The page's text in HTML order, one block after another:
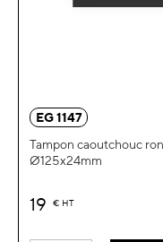
EG 1147
Tampon caoutchouc
Ø125x24mm
19 € HT